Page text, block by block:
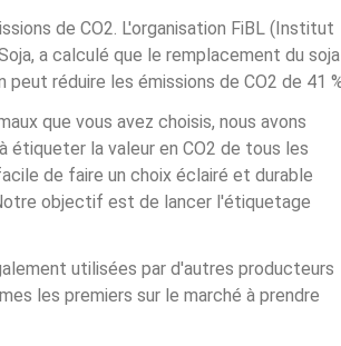
de CO2. L'organisation FiBL (Institut
a calculé que le remplacement du soja
réduire les émissions de CO2 de 41
que vous avez choisis, nous avons
étiqueter la valeur en CO2 de tous les
de faire un choix éclairé et durable
objectif est de lancer l'étiquetage
utilisées par d'autres producteurs
les premiers sur le marché à prendre